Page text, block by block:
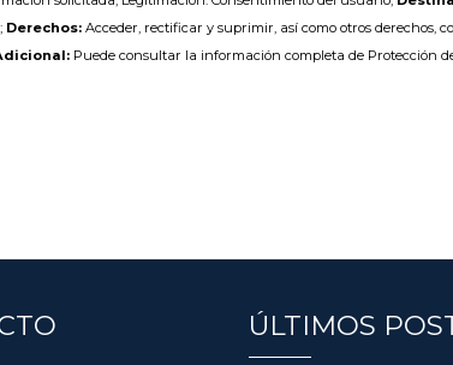
SOBRE PROTECCION DE DATOS
CLIMATIZACION DE AMBIENTES TECNICOS S.L.;Finalidad:
solicitada; Legitimación: Consentimiento del usuario;